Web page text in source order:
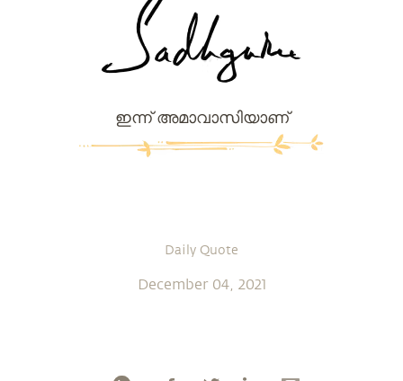
ഇന്ന് അമാവാസിയാണ്
Daily Quote
December 04, 2021